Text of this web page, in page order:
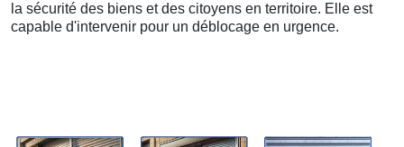
la sécurité des biens et des citoyens en territoire. Elle est
capable d'intervenir pour un déblocage en urgence.